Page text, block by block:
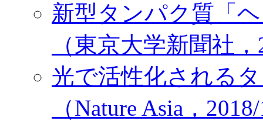
新型タンパク質「
（東京大学新聞社
光で活性化される
（Nature Asia，